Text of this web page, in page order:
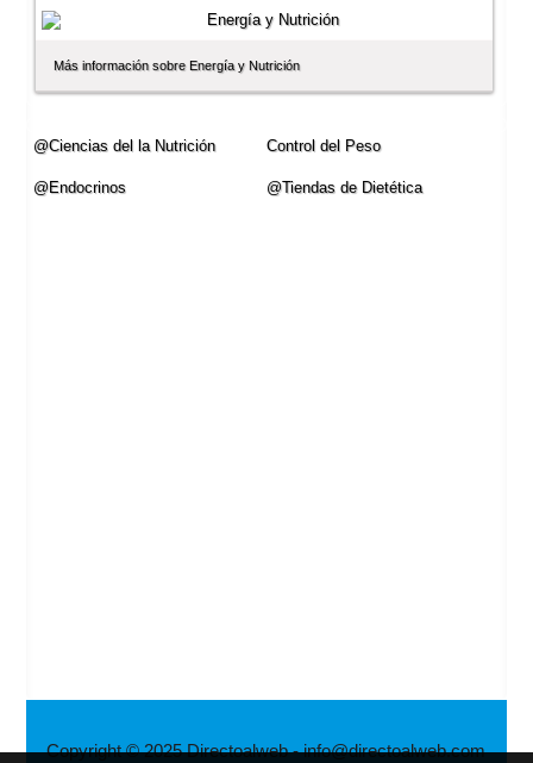
Más información sobre Energí­a y Nutrición
@Ciencias del la Nutrición Control del Peso
@Endocrinos @Tiendas de Dietética
Copyright © 2025 Directoalweb - info@directoalweb.com